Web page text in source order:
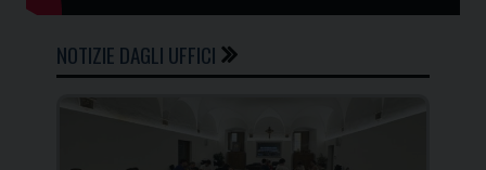
NOTIZIE DAGLI UFFICI